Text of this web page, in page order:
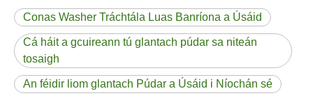
Conas Washer Tráchtála Luas Banríona a Úsáid
Cá háit a gcuireann tú glantach púdar sa niteán
tosaigh
An féidir liom glantach Púdar a Úsáid i Níochán sé